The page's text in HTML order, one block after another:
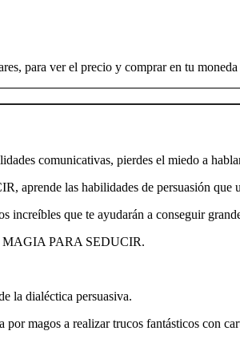
para ver el precio y comprar en tu
comunicativas, pierdes el miedo a
las habilidades de persuasión que
increíbles que te ayudarán a conseguir
MAGIA PARA SEDUCIR.
la dialéctica persuasiva.
magos a realizar trucos fantásticos con